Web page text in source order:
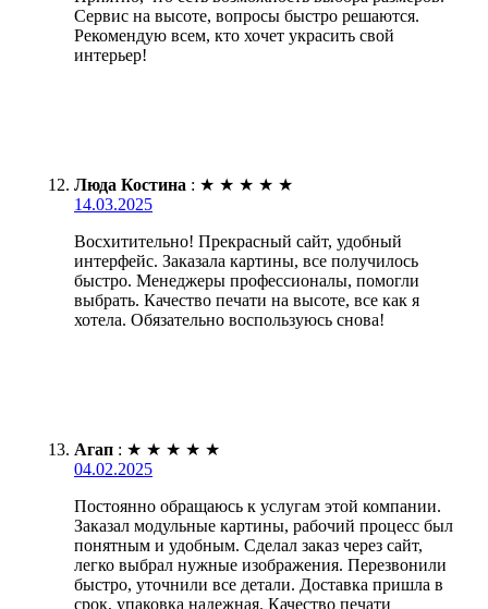
Сервис на высоте, вопросы быстро решаются.
Рекомендую всем, кто хочет украсить свой
интерьер!
Люда Костина : ★ ★ ★ ★ ★
14.03.2025
Восхитительно! Прекрасный сайт, удобный
интерфейс. Заказала картины, все получилось
быстро. Менеджеры профессионалы, помогли
выбрать. Качество печати на высоте, все как я
хотела. Обязательно воспользуюсь снова!
Агап : ★ ★ ★ ★ ★
04.02.2025
Постоянно обращаюсь к услугам этой компании.
Заказал модульные картины, рабочий процесс был
понятным и удобным. Сделал заказ через сайт,
легко выбрал нужные изображения. Перезвонили
быстро, уточнили все детали. Доставка пришла в
срок, упаковка надежная. Качество печати